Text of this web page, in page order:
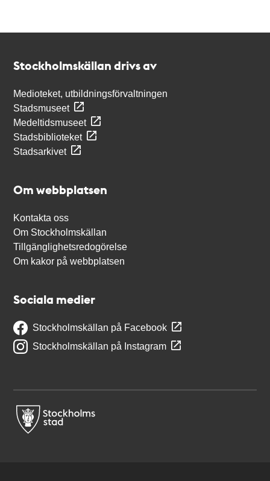
Stockholmskällan drivs av
Medioteket, utbildningsförvaltningen
Stadsmuseet
Medeltidsmuseet
Stadsbiblioteket
Stadsarkivet
Om webbplatsen
Kontakta oss
Om Stockholmskällan
Tillgänglighetsredogörelse
Om kakor på webbplatsen
Sociala medier
Stockholmskällan på Facebook
Stockholmskällan på Instagram